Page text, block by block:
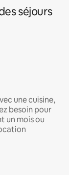
séjours
une cuisine,
besoin pour
un mois ou